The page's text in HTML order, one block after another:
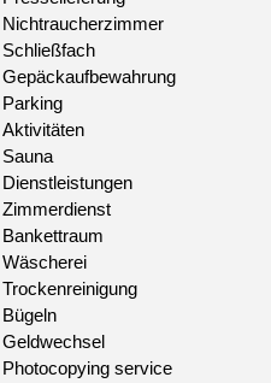
Nichtraucherzimmer
Schließfach
Gepäckaufbewahrung
Parking
Aktivitäten
Sauna
Dienstleistungen
Zimmerdienst
Bankettraum
Wäscherei
Trockenreinigung
Bügeln
Geldwechsel
Photocopying service